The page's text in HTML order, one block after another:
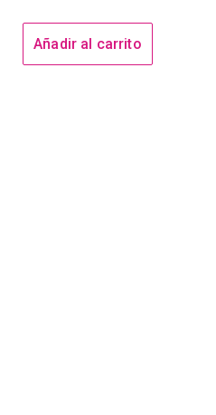
Añadir al carrito